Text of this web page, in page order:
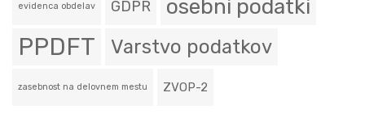
evidenca obdelav GDPR osebni podatki
PPDFT Varstvo podatkov
zasebnost na delovnem mestu ZVOP-2